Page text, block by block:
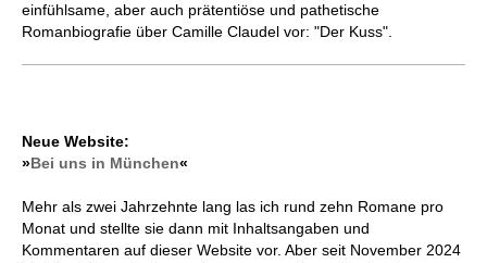
einfühlsame, aber auch prätentiöse und pathetische
Romanbiografie über Camille Claudel vor: "Der Kuss".
Neue Website:
»Bei uns in München«
Mehr als zwei Jahrzehnte lang las ich rund zehn Romane pro
Monat und stellte sie dann mit Inhaltsangaben und
Kommentaren auf dieser Website vor. Aber seit November 2024